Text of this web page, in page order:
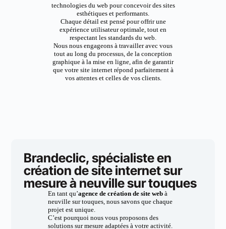
technologies du web pour concevoir des sites
esthétiques et performants.
Chaque détail est pensé pour offrir une
expérience utilisateur optimale, tout en
respectant les standards du web.
Nous nous engageons à travailler avec vous
tout au long du processus, de la conception
graphique à la mise en ligne, afin de garantir
que votre site internet répond parfaitement à
vos attentes et celles de vos clients.
Brandeclic, spécialiste en
création de site internet sur
mesure à neuville sur touques
En tant qu’agence de création de site webà
neuville sur touques, nous savons que chaque
projet est unique.
C’est pourquoi nous vous proposons des
solutions sur mesure adaptées à votre activité.